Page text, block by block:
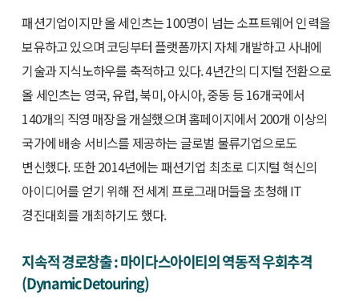
패션기업이지만 올 세인츠는 100명이 넘는 소프트웨어 인력을
보유하고 있으며 코딩부터 플랫폼까지 자체 개발하고 사내에
기술과 지식노하우를 축적하고 있다. 4년간의 디지털 전환으로
올 세인츠는 영국, 유럽, 북미, 아시아, 중동 등 16개국에서
140개의 직영 매장을 개설했으며 홈페이지에서 200개 이상의
국가에 배송 서비스를 제공하는 글로벌 물류기업으로도
변신했다. 또한 2014년에는 패션기업 최초로 디지털 혁신의
아이디어를 얻기 위해 전 세계 프로그래머들을 초청해 IT
경진대회를 개최하기도 했다.
지속적 경로창출 : 마이다스아이티의 역동적 우회추격
(Dynamic Detouring)